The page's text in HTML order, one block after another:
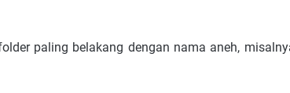
paling belakang dengan nama aneh,